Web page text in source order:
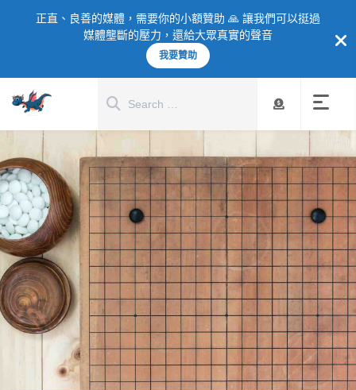
正直、良善的媒體，需要你的小額贊助 🙏 讓我們可以挺過
媒體壟斷的壓力，還給大眾真實的聲音
我要贊助